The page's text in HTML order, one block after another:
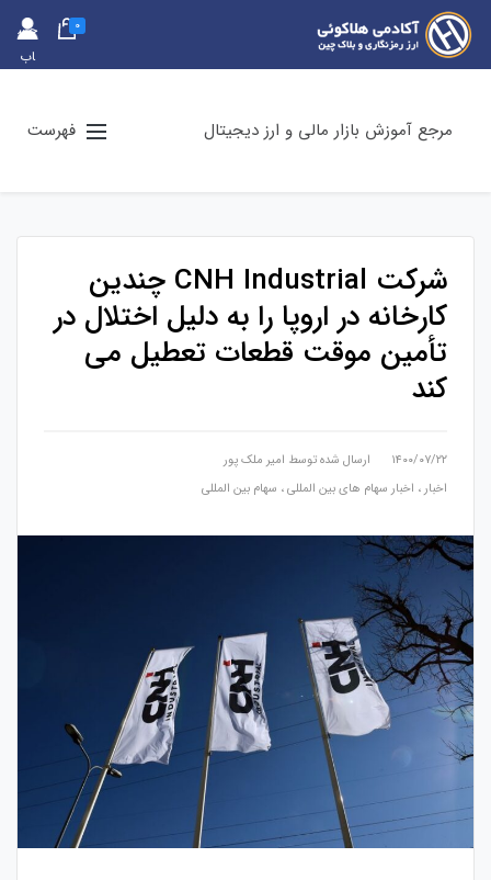
حس
اب
0
مرجع آموزش بازار مالی و ارز دیجیتال فهرست
شرکت CNH Industrial چندین
کارخانه در اروپا را به دلیل اختلال در
تأمین موقت قطعات تعطیل می
کند
۱۴۰۰/۰۷/۲۲ ارسال شده توسط امیر ملک پور
اخبار ، اخبار سهام های بین المللی، سهام بین المللی